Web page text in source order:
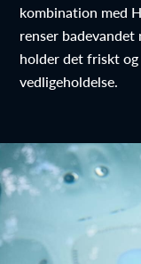
kombination med
renser badevandet
holder det friskt
vedligeholdelse.